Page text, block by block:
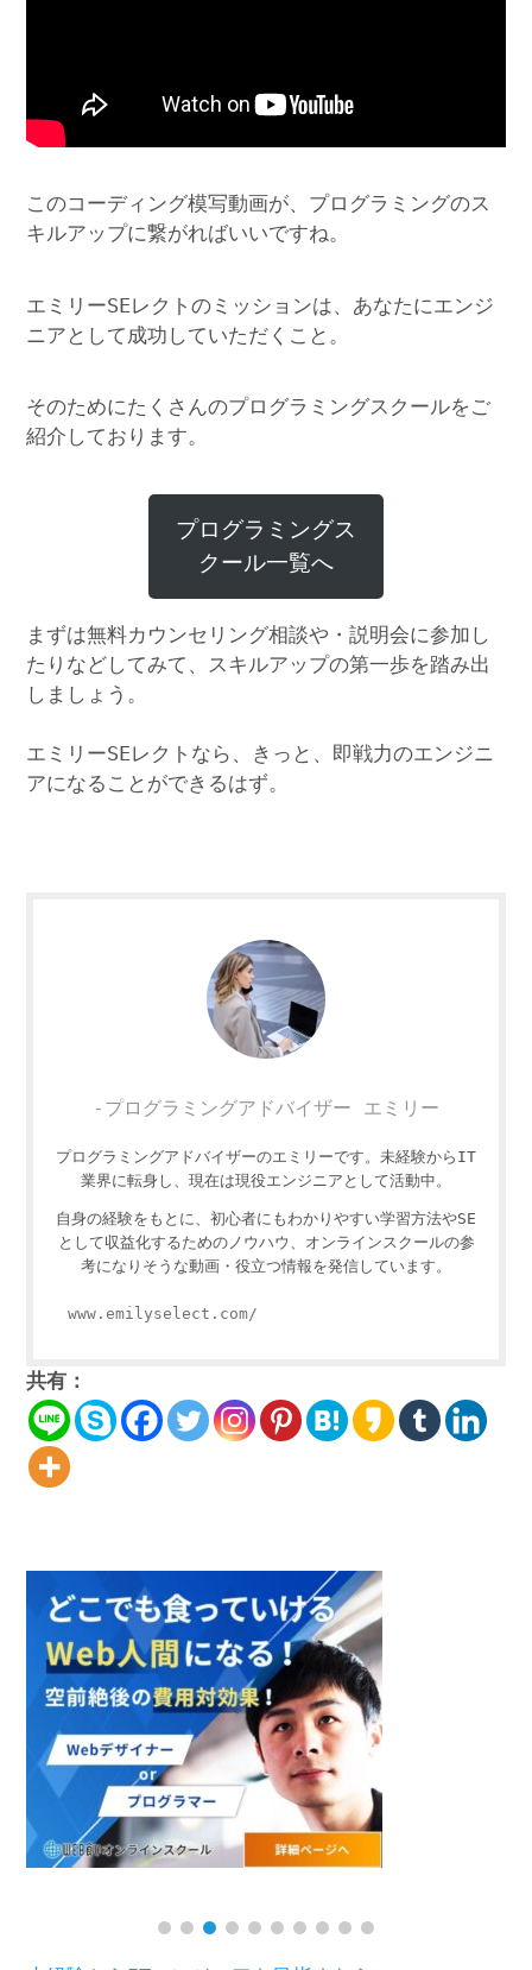
このコーディング模写動画が、プログラミングのス
キルアップに繋がればいいですね。
エミリーSEレクトのミッションは、あなたにエンジ
ニアとして成功していただくこと。
そのためにたくさんのプログラミングスクールをご
紹介しております。
プログラミングス
クール一覧へ
まずは無料カウンセリング相談や・説明会に参加し
たりなどしてみて、スキルアップの第一歩を踏み出
しましょう。
エミリーSEレクトなら、きっと、即戦力のエンジニ
アになることができるはず。
-プログラミングアドバイザー エミリー
プログラミングアドバイザーのエミリーです。未経験からIT
業界に転身し、現在は現役エンジニアとして活動中。
自身の経験をもとに、初心者にもわかりやすい学習方法やSE
として収益化するためのノウハウ、オンラインスクールの参
考になりそうな動画・役立つ情報を発信しています。
www.emilyselect.com/
共有：